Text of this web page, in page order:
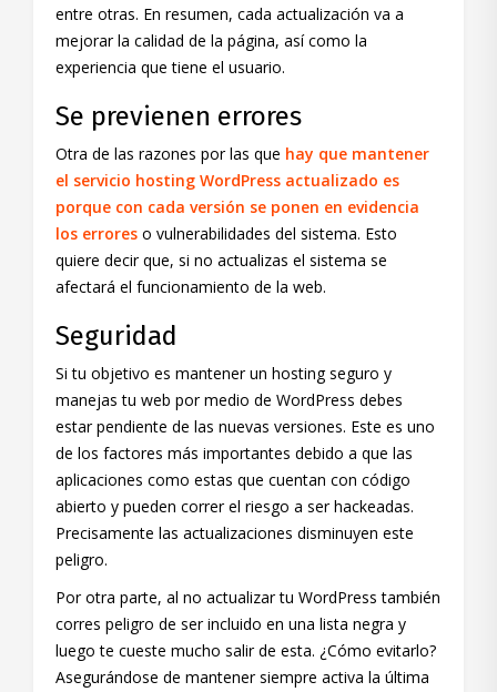
entre otras. En resumen, cada actualización va a
mejorar la calidad de la página, así como la
experiencia que tiene el usuario.
Se previenen errores
Otra de las razones por las que hay que mantener
el servicio hosting WordPress actualizado es
porque con cada versión se ponen en evidencia
los errores o vulnerabilidades del sistema. Esto
quiere decir que, si no actualizas el sistema se
afectará el funcionamiento de la web.
Seguridad
Si tu objetivo es mantener un hosting seguro y
manejas tu web por medio de WordPress debes
estar pendiente de las nuevas versiones. Este es uno
de los factores más importantes debido a que las
aplicaciones como estas que cuentan con código
abierto y pueden correr el riesgo a ser hackeadas.
Precisamente las actualizaciones disminuyen este
peligro.
Por otra parte, al no actualizar tu WordPress también
corres peligro de ser incluido en una lista negra y
luego te cueste mucho salir de esta. ¿Cómo evitarlo?
Asegurándose de mantener siempre activa la última